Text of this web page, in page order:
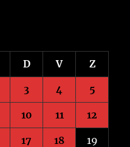
D V Z
3 4 5
10 11 12
17 18 19